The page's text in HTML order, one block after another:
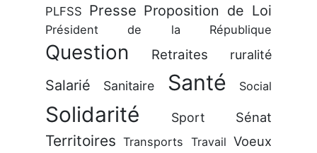
PLFSS Presse Proposition de Loi
Président de la République
Question Retraites ruralité
Salarié Sanitaire Santé Social
Solidarité Sport Sénat
Territoires Transports Travail Voeux